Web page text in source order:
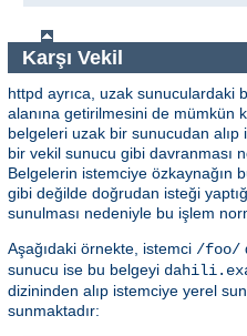
Karşı Vekil
httpd ayrıca, uzak sunuculardaki
alanına getirilmesini de mümkün
belgeleri uzak bir sunucudan alıp
bir vekil sunucu gibi davranması
Belgelerin istemciye özkaynağın
gibi değilde doğrudan isteği
sunulması nedeniyle bu işlem
Aşağıdaki örnekte, istemci /foo/
sunucu ise bu belgeyi
dizininden alıp istemciye yerel
sunmaktadır: